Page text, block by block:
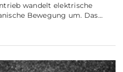
wandelt elektrische
Bewegung um. Das...